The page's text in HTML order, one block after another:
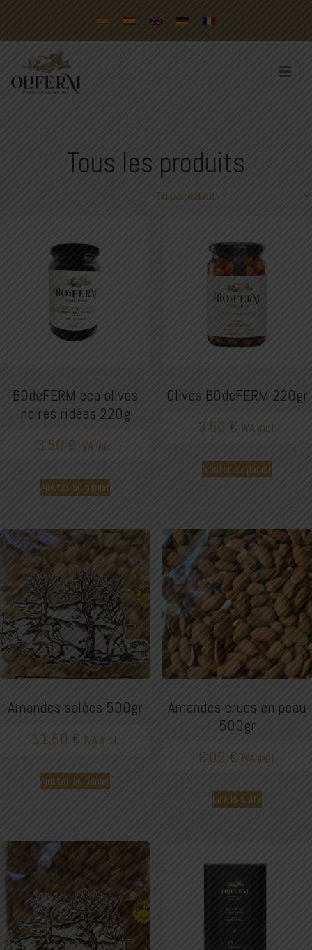
Tous les produits
BOdeFERM eco olives
noires ridées 220g
3,50 € IVA incl.
Ajouter au panier
Olives BOdeFERM 220gr
3,50 € IVA incl.
Ajouter au panier
Amandes salées 500gr
11,50 € IVA incl.
Ajouter au panier
Amandes crues en peau
500gr
9,00 € IVA incl.
Lire la suite